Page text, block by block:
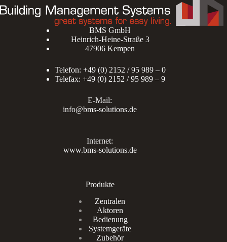
BMS GmbH
Heinrich-Heine-Straße 3
47906 Kempen
Telefon: +49 (0) 2152 / 95 989 – 0
Telefax: +49 (0) 2152 / 95 989 – 9
E-Mail:
info@bms-solutions.de
Internet:
www.bms-solutions.de
Produkte
Zentralen
Aktoren
Bedienung
Systemgeräte
Zubehör